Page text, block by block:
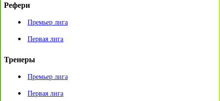
Рефери
Премьер лига
Первая лига
Тренеры
Премьер лига
Первая лига